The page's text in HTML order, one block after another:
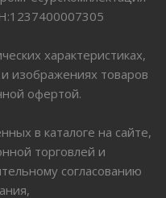
характеристиках,
изображениях товаров
офертой.
в каталоге на сайте,
торговлей и
согласованию